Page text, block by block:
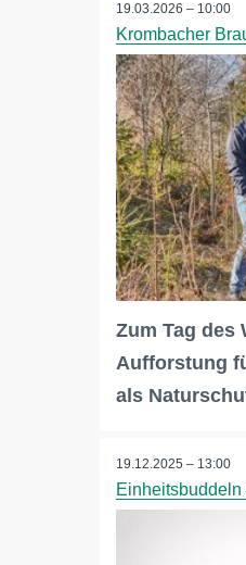
19.03.2026 – 10:00
Krombacher
Zum Tag des
Aufforstung
als
19.12.2025 – 13:00
Einheitsbuddeln